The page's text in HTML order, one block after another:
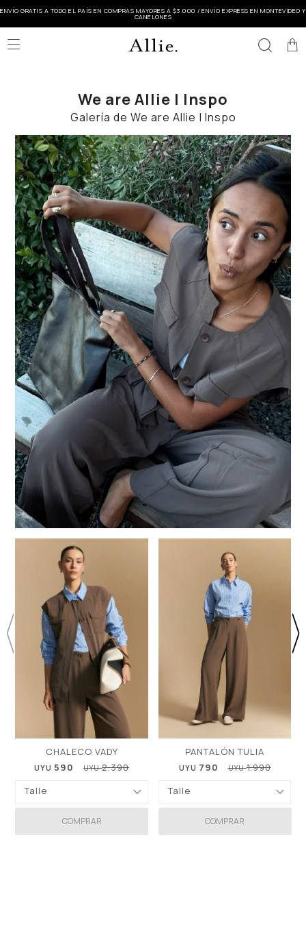
ENVÍO GRATIS A TODO EL PAÍS EN COMPRAS MAYORES A $3.000 / ENVÍO EXPRESS EN MONTEVIDEO Y
CANELONES

We are Allie | Inspo
Galería de We are Allie | Inspo
CHALECO VADY
UYU 590 UYU 2.390
Talle
COMPRAR
PANTALÓN TULIA
UYU 790 UYU 1.990
Talle
COMPRAR